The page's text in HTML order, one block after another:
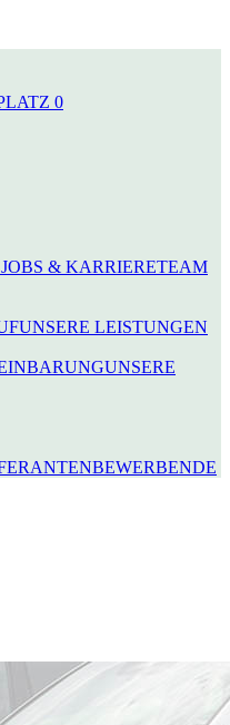
0
JOBS & KARRIERETEAM
UNSERE LEISTUNGEN
UNSERE
BEWERBENDE